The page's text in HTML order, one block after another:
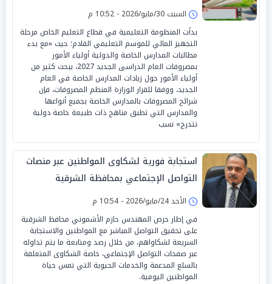
السبت 30/مايو/2026 - 10:52 م
بدأت المنظومة التعليمية في قطاع التعليم الخاص مرحلة
التجهيز المالي للموسم التعليمي القادم؛ حيث «مع بدء
مطالبات المدارس الخاصة والدولية أولياء الأمور
بمصروفات العام الدراسى الجديد 2027، يبحث كثير من
أولياء الأمور حول زيادات المدارس الخاصة في العام
الجديد، ووفقا للقرار الوزارة المنظم المصروفات، فإن
شرائح المصروفات بالمدارس الخاصة بجميع أنواعها
والمدارس التي تطبق مناهج ذات طبيعة خاصة دولية
تتدرج» نسب
استجابة فورية لشكاوى المواطنين عبر منصات
التواصل الإجتماعي بمحافظة الشرقية
الأحد 24/مايو/2026 - 10:54 م
في إطار حرص المهندس حازم الأشموني محافظ الشرقية
على تحقيق التواصل المباشر مع المواطنين والاستجابة
السريعة لشكاواهم، من خلال رصد ومتابعة ما يتم تداوله
عبر صفحات التواصل الإجتماعي، خاصة الشكاوى المتعلقة
بالسلع المدعمة والخدمات الحيوية التي تمس حياة
المواطنين اليومية.